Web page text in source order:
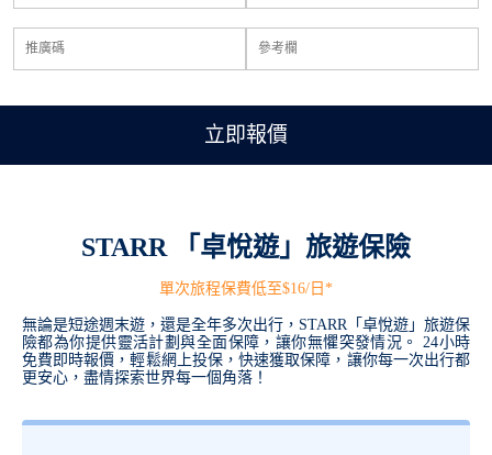
立即報價
STARR 「卓悅遊」旅遊保險
單次旅程保費低至$16/日*
無論是短途週末遊，還是全年多次出行，STARR「卓悅遊」旅遊保
險都為你提供靈活計劃與全面保障，讓你無懼突發情況。 24小時
免費即時報價，輕鬆網上投保，快速獲取保障，讓你每一次出行都
更安心，盡情探索世界每一個角落！